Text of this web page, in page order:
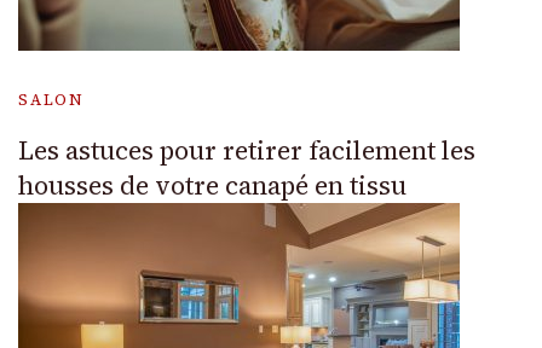
SALON
Les astuces pour retirer facilement les
housses de votre canapé en tissu